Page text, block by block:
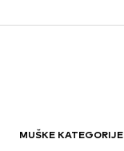
MUŠKE KATEGORIJE